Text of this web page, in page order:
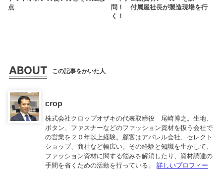
点
問！ 付属屋社長が製造現場を行
く！
ABOUT この記事をかいた人
crop
株式会社クロップオザキの代表取締役 尾崎博之。生地、
ボタン、ファスナーなどのファッション資材を扱う会社で
の営業を２０年以上経験。顧客はアパレル会社、セレクト
ショップ、商社など幅広い。その経験と知識を生かして、
ファッション資材に関する悩みを解消したり、資材調達の
手間を省くための活動を行っている。詳しいプロフィー